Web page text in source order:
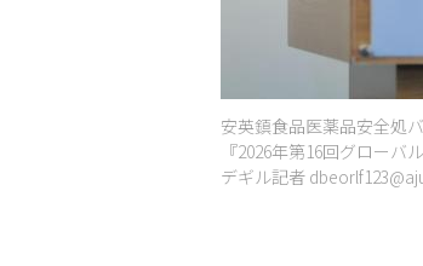
安英鎮食品医薬品安全処
『2026年第16回グローバ
デギル記者